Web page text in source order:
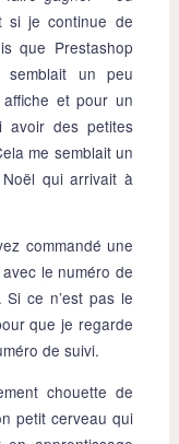
si je continue de
que Prestashop
un peu
et pour un
avoir des petites
me semblait un
qui arrivait à
commandé une
le numéro de
ce n’est pas le
que je regarde
de suivi.
chouette de
petit cerveau qui